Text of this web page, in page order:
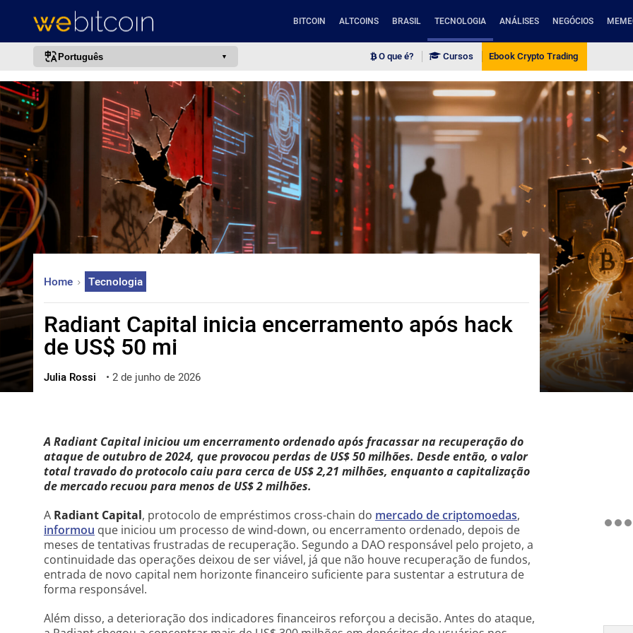
BITCOIN ALTCOINS BRASIL TECNOLOGIA ANÁLISES NEGÓCIOS
Português
português (BR)
español
français
deutsch
中文
한국어
العربية
ไทย
ქართული
O que é? Cursos Ebook Crypto Trading
Home Tecnologia
Radiant Capital inicia encerramento após hack
de US$ 50 mi
Julia Rossi • 2 de junho de 2026
A Radiant Capital iniciou um encerramento ordenado após fracassar na recuperação do
ataque de outubro de 2024, que provocou perdas de US$ 50 milhões. Desde então, o valor
total travado do protocolo caiu para cerca de US$ 2,21 milhões, enquanto a capitalização
de mercado recuou para menos de US$ 2 milhões.
A Radiant Capital, protocolo de empréstimos cross-chain do mercado de criptomoedas,
informou que iniciou um processo de wind-down, ou encerramento ordenado, depois de
meses de tentativas frustradas de recuperação. Segundo a DAO responsável pelo projeto, a
continuidade das operações deixou de ser viável, já que não houve recuperação de fundos,
entrada de novo capital nem horizonte financeiro suficiente para sustentar a estrutura de
forma responsável.
Além disso, a deterioração dos indicadores financeiros reforçou a decisão. Antes do ataque,